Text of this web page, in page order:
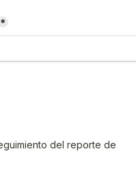
*
del reporte de